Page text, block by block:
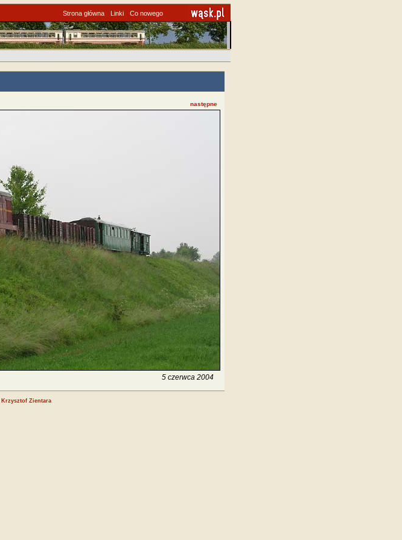
Strona główna Linki Co nowego
następne
5 czerwca 2004
Krzysztof Zientara